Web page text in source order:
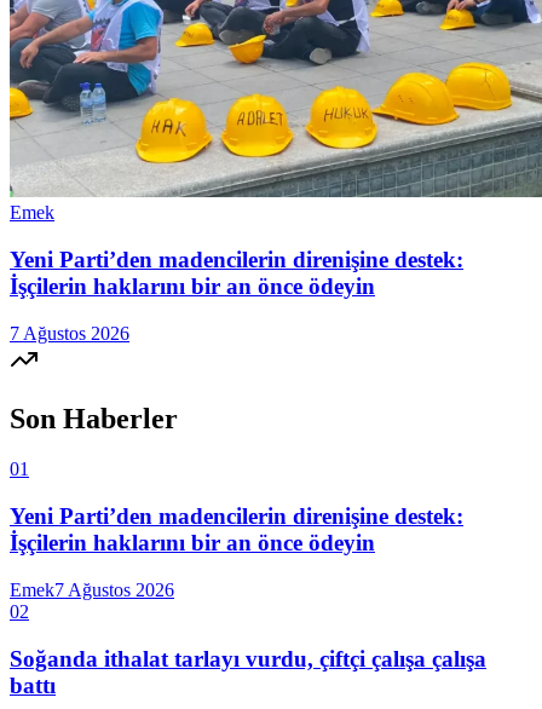
Emek
Yeni Parti’den madencilerin direnişine destek:
İşçilerin haklarını bir an önce ödeyin
7 Ağustos 2026
Son Haberler
01
Yeni Parti’den madencilerin direnişine destek:
İşçilerin haklarını bir an önce ödeyin
Emek7 Ağustos 2026
02
Soğanda ithalat tarlayı vurdu, çiftçi çalışa çalışa
battı